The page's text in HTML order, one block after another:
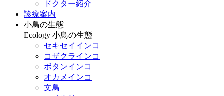
ドクター紹介
診療案内
小鳥の生態
Ecology 小鳥の生態
セキセイインコ
コザクラインコ
ボタンインコ
オカメインコ
文鳥